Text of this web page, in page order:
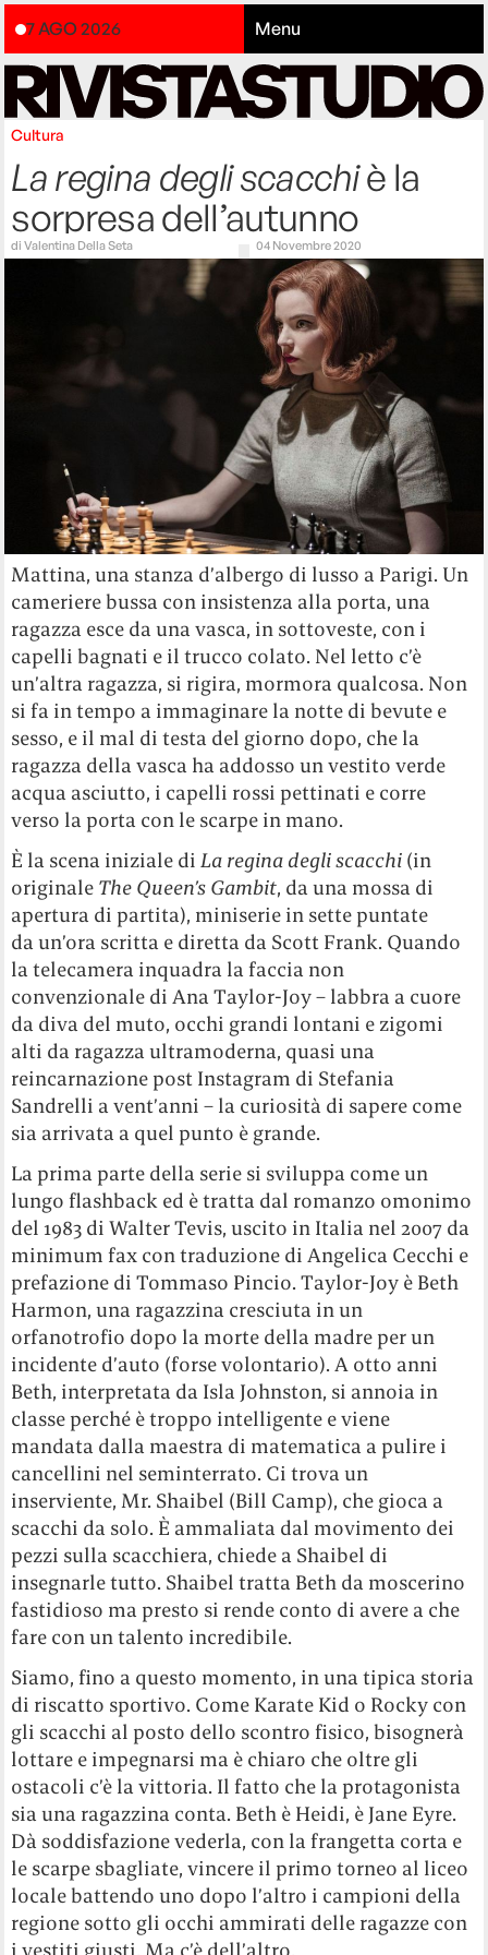
7 AGO 2026 Menu
Cultura
La regina degli scacchiè la
sorpresa dell’autunno
diValentina Della Seta 04 Novembre 2020
Mattina, una stanza d’albergo di lusso a Parigi. Un
cameriere bussa con insistenza alla porta, una
ragazza esce da una vasca, in sottoveste, con i
capelli bagnati e il trucco colato. Nel letto c’è
un’altra ragazza, si rigira, mormora qualcosa. Non
si fa in tempo a immaginare la notte di bevute e
sesso, e il mal di testa del giorno dopo, che la
ragazza della vasca ha addosso un vestito verde
acqua asciutto, i capelli rossi pettinati e corre
verso la porta con le scarpe in mano.
È la scena iniziale diLa regina degli scacchi (in
originale The Queen’s Gambit, da una mossa di
apertura di partita), miniserie in sette puntate
da un’ora scritta e diretta da Scott Frank. Quando
la telecamera inquadra la faccia non
convenzionale di Ana Taylor-Joy – labbra a cuore
da diva del muto, occhi grandi lontani e zigomi
alti da ragazza ultramoderna, quasi una
reincarnazione post Instagram di Stefania
Sandrelli a vent’anni – la curiosità di sapere come
sia arrivata a quel punto è grande.
La prima parte della serie si sviluppa come un
lungo flashback ed è tratta dal romanzo omonimo
del 1983 di Walter Tevis, uscito in Italia nel 2007 da
minimum fax con traduzione di Angelica Cecchi e
prefazione di Tommaso Pincio. Taylor-Joy è Beth
Harmon, una ragazzina cresciuta in un
orfanotrofio dopo la morte della madre per un
incidente d’auto (forse volontario). A otto anni
Beth, interpretata da Isla Johnston, si annoia in
classe perché è troppo intelligente e viene
mandata dalla maestra di matematica a pulire i
cancellini nel seminterrato. Ci trova un
inserviente, Mr. Shaibel (Bill Camp), che gioca a
scacchi da solo. È ammaliata dal movimento dei
pezzi sulla scacchiera, chiede a Shaibel di
insegnarle tutto. Shaibel tratta Beth da moscerino
fastidioso ma presto si rende conto di avere a che
fare con un talento incredibile.
Siamo, fino a questo momento, in una tipica storia
di riscatto sportivo. Come Karate Kid o Rocky con
gli scacchi al posto dello scontro fisico, bisognerà
lottare e impegnarsi ma è chiaro che oltre gli
ostacoli c’è la vittoria. Il fatto che la protagonista
sia una ragazzina conta. Beth è Heidi, è Jane Eyre.
Dà soddisfazione vederla, con la frangetta corta e
le scarpe sbagliate, vincere il primo torneo al liceo
locale battendo uno dopo l’altro i campioni della
regione sotto gli occhi ammirati delle ragazze con